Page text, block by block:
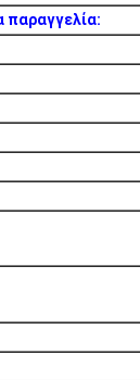
παραγγελία: